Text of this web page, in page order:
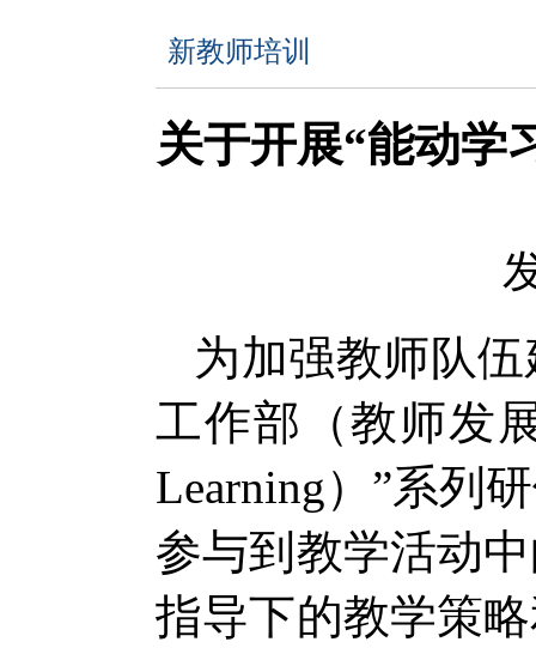
新教师培训
关于开展“能动学
为加强教师队
工作部（教师发
Learning）”系列
参与到教学活动
指导下的教学策